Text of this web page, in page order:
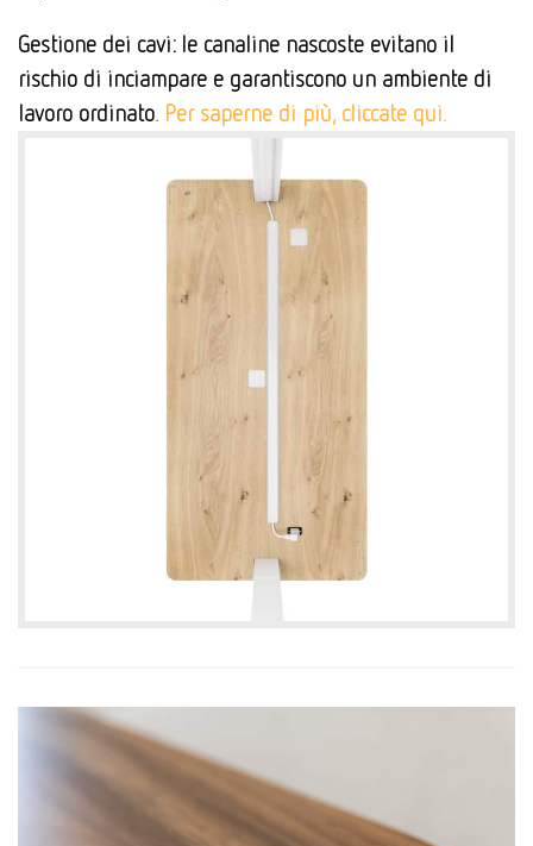
Gestione dei cavi: le canaline nascoste evitano il
rischio di inciampare e garantiscono un ambiente di
lavoro ordinato. Per saperne di più, cliccate qui.